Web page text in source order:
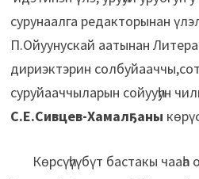
сурунаалга редакторынан
П.Ойуунускай аатынан
дириэктэрин
суруйааччыларын сойууһун
С.Е.Сивцев-Хамалҕаны
Көрсүһүүбүт бастакы чааһа